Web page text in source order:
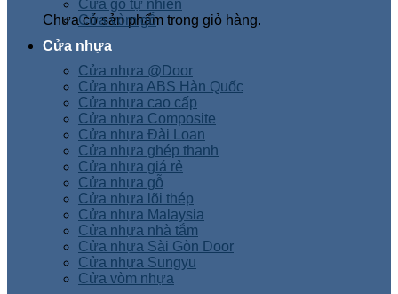
Chưa có sản phẩm trong giỏ hàng.
Cửa gỗ tự nhiên
Cửa vòm gỗ
Cửa nhựa
Cửa nhựa @Door
Cửa nhựa ABS Hàn Quốc
Cửa nhựa cao cấp
Cửa nhựa Composite
Cửa nhựa Đài Loan
Cửa nhựa ghép thanh
Cửa nhựa giá rẻ
Cửa nhựa gỗ
Cửa nhựa lõi thép
Cửa nhựa Malaysia
Cửa nhựa nhà tắm
Cửa nhựa Sài Gòn Door
Cửa nhựa Sungyu
Cửa vòm nhựa